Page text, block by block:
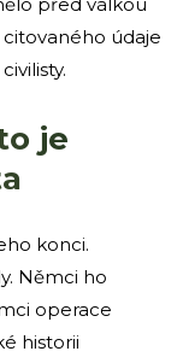
údaje
je
konci.
Němci ho
operace
historii